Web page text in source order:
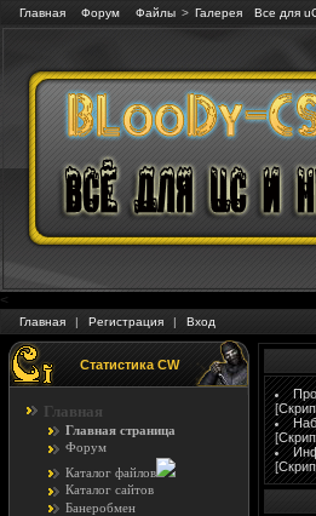
Главная Форум Файлы > Галерея Все для
<
Главная | Регистрация | Вход
Статистика CW
Главная
Главная страница
Форум
Каталог файлов
Каталог сайтов
Банеробмен
[
[
[